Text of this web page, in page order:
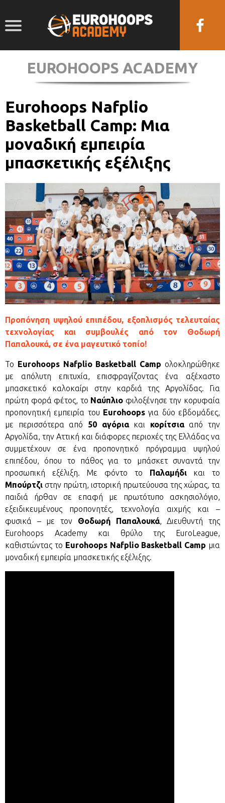
EUROHOOPS ACADEMY
Eurohoops Nafplio
Basketball Camp: Μια
μοναδική εμπειρία
μπασκετικής εξέλιξης
Προπόνηση υψηλού επιπέδου, εξοπλισμός τελευταίας
τεχνολογίας και συμβουλές από τον Θοδωρή
Παπαλουκά, σε ένα μαγευτικό τοπίο!
Το Eurohoops Nafplio Basketball Camp ολοκληρώθηκε
με απόλυτη επιτυχία, επισφραγίζοντας ένα αξέχαστο
μπασκετικό καλοκαίρι στην καρδιά της Αργολίδας. Για
πρώτη φορά φέτος, το Ναύπλιο φιλοξένησε την κορυφαία
προπονητική εμπειρία του Eurohoops για δύο εβδομάδες,
με περισσότερα από 50 αγόρια και κορίτσιααπό την
Αργολίδα, την Αττική και διάφορες περιοχές της Ελλάδας να
συμμετέχουν σε ένα προπονητικό πρόγραμμα υψηλού
επιπέδου, όπου το πάθος για το μπάσκετ συναντά την
προσωπική εξέλιξη. Με φόντο το Παλαμήδικαι το
Μπούρτζι στην πρώτη, ιστορική πρωτεύουσα της χώρας, τα
παιδιά ήρθαν σε επαφή με πρωτότυπο ασκησιολόγιο,
εξειδικευμένους προπονητές, τεχνολογία αιχμής και –
φυσικά – με τον Θοδωρή Παπαλουκά, Διευθυντή της
Eurohoops Academy και θρύλο της EuroLeague,
καθιστώντας το Eurohoops Nafplio Basketball Camp μια
μοναδική εμπειρία μπασκετικής εξέλιξης.